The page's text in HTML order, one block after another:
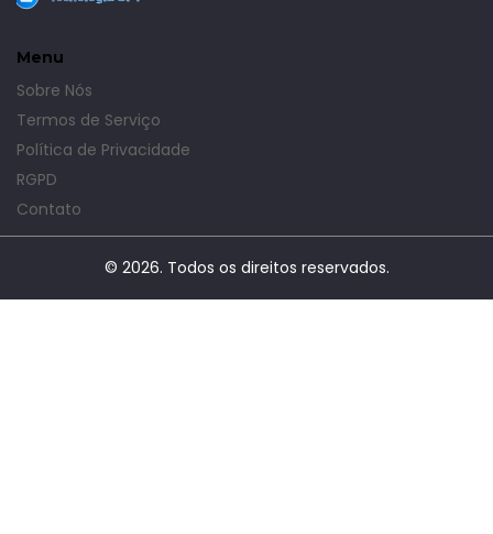
Menu
Sobre Nós
Termos de Serviço
Política de Privacidade
RGPD
Contato
© 2026. Todos os direitos reservados.